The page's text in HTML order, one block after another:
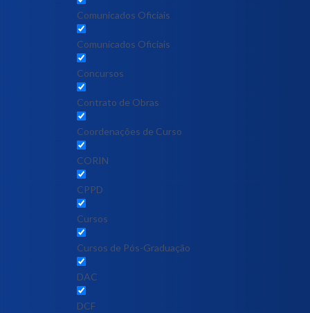
Comunicados Oficiais
Comunicados Oficiais
Concursos
Contrato de Obras
Coordenações de Curso
CORIN
CPPD
Cursos
Cursos de Pós-Graduação
DAC
DCF